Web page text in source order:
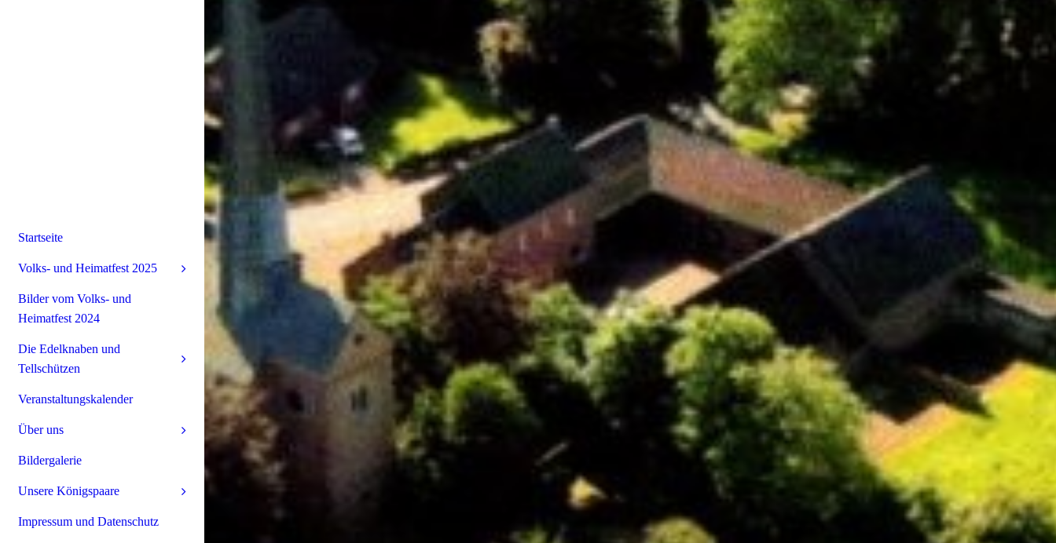
Startseite
Volks- und Heimatfest 2025
Bilder vom Volks- und
Heimatfest 2024
Die Edelknaben und
Tellschützen
Veranstaltungskalender
Über uns
Bildergalerie
Unsere Königspaare
Impressum und Datenschutz